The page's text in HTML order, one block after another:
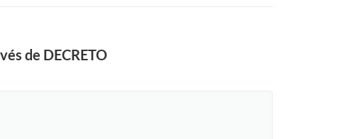
de DECRETO